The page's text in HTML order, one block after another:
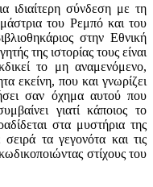
ιδιαίτερη σύνδεση με τη
του Ρεμπό και του
στην Εθνική
της ιστορίας τους είναι
το μη αναμενόμενο,
εκείνη, που και γνωρίζει
σαν όχημα αυτού που
γιατί κάποιος το
στα μυστήρια της
τα γεγονότα και τις
στίχους του